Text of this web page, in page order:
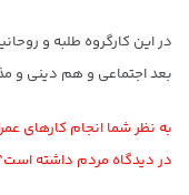
در این کارگروه طلبه و
بعد اجتماعی و هم دینی و
به نظر شما انجام کارهای
در دیدگاه مردم داشته